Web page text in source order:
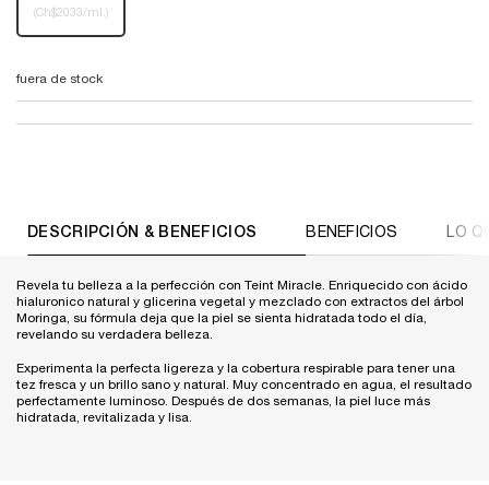
Selected
The product variation is out of stock,
(Ch$2033/ml.)
, 1 of 1
fuera de stock
DESCRIPCIÓN & BENEFICIOS BENEFICIOS LO
Revela tu belleza a la perfección con Teint Miracle. Enriquecido con ácido
hialuronico natural y glicerina vegetal y mezclado con extractos del árbol
Moringa, su fórmula deja que la piel se sienta hidratada todo el día,
revelando su verdadera belleza.
Experimenta la perfecta ligereza y la cobertura respirable para tener una
tez fresca y un brillo sano y natural. Muy concentrado en agua, el resultado
perfectamente luminoso. Después de dos semanas, la piel luce más
hidratada, revitalizada y lisa.